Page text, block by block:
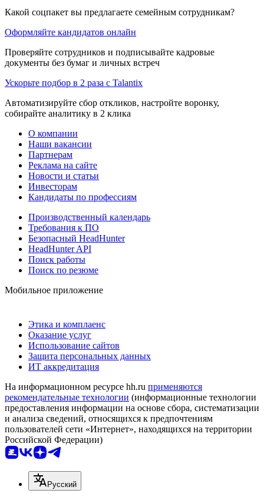
Какой соцпакет вы предлагаете семейным сотрудникам?
Оформляйте кандидатов онлайн
Проверяйте сотрудников и подписывайте кадровые
документы без бумаг и личных встреч
Ускорьте подбор в 2 раза с Talantix
Автоматизируйте сбор откликов, настройте воронку,
собирайте аналитику в 2 клика
О компании
Наши вакансии
Партнерам
Реклама на сайте
Новости и статьи
Инвесторам
Кандидаты по профессиям
Производственный календарь
Требования к ПО
Безопасный HeadHunter
HeadHunter API
Поиск работы
Поиск по резюме
Мобильное приложение
Этика и комплаенс
Оказание услуг
Использование сайтов
Защита персональных данных
ИТ аккредитация
На информационном ресурсе hh.ru применяются
рекомендательные технологии (информационные технологии
предоставления информации на основе сбора, систематизации
и анализа сведений, относящихся к предпочтениям
пользователей сети «Интернет», находящихся на территории
Российской Федерации)
Русский